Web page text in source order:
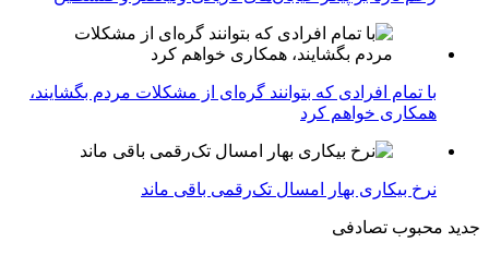
با تمام افرادی که بتوانند گره‌ای از مشکلات مردم بگشایند،
همکاری خواهم کرد
نرخ بیکاری بهار امسال تک‌رقمی باقی ماند
جدید محبوب تصادفی